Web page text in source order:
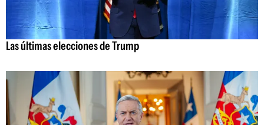
Las últimas elecciones de Trump